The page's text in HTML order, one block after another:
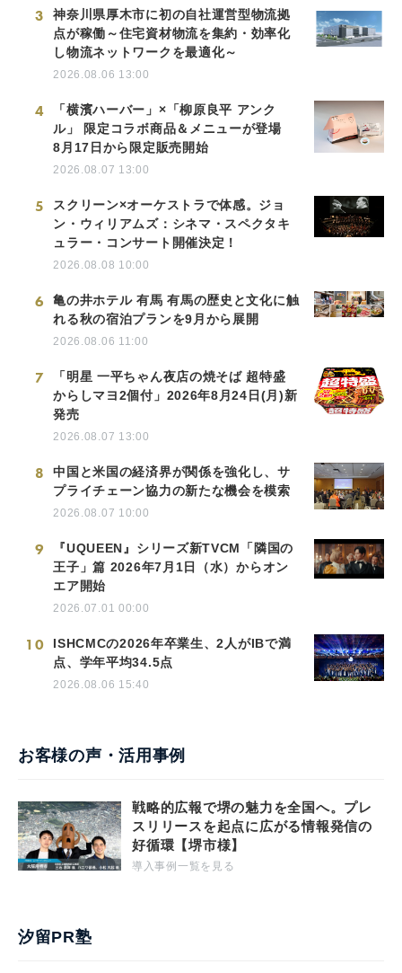
3
神奈川県厚木市に初の自社運営型物流拠
点が稼働～住宅資材物流を集約・効率化
し物流ネットワークを最適化～
2026.08.06 13:00
4
「横濱ハーバー」×「柳原良平 アンク
ル」 限定コラボ商品＆メニューが登場
8月17日から限定販売開始
2026.08.07 13:00
5
スクリーン×オーケストラで体感。ジョ
ン・ウィリアムズ：シネマ・スペクタキ
ュラー・コンサート開催決定！
2026.08.08 10:00
6
亀の井ホテル 有馬 有馬の歴史と文化に触
れる秋の宿泊プランを9月から展開
2026.08.06 11:00
7
「明星 一平ちゃん夜店の焼そば 超特盛
からしマヨ2個付」2026年8月24日(月)新
発売
2026.08.07 13:00
8
中国と米国の経済界が関係を強化し、サ
プライチェーン協力の新たな機会を模索
2026.08.07 10:00
9
『UQUEEN』シリーズ新TVCM「隣国の
王子」篇 2026年7月1日（水）からオン
エア開始
2026.07.01 00:00
10
ISHCMCの2026年卒業生、2人がIBで満
点、学年平均34.5点
2026.08.06 15:40
お客様の声・活用事例
戦略的広報で堺の魅力を全国へ。プレ
スリリースを起点に広がる情報発信の
好循環【堺市様】
導入事例一覧を見る
汐留PR塾